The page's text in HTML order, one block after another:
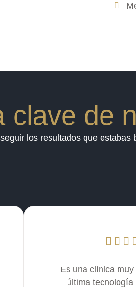
clave de
los resultados que
Es una clínica
última tecnología